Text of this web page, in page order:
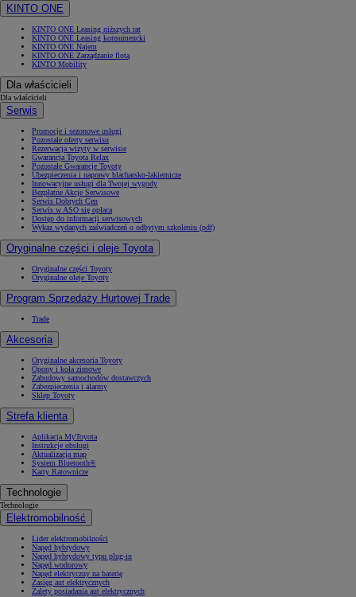
KINTO ONE
KINTO ONE Leasing niższych rat
KINTO ONE Leasing konsumencki
KINTO ONE Najem
KINTO ONE Zarządzanie flotą
KINTO Mobility
Dla właścicieli
Dla właścicieli
Serwis
Promocje i sezonowe usługi
Pozostałe oferty serwisu
Rezerwacja wizyty w serwisie
Gwarancja Toyota Relax
Pozostałe Gwarancje Toyoty
Ubezpieczenia i naprawy blacharsko-lakiernicze
Innowacyjne usługi dla Twojej wygody
Bezpłatne Akcje Serwisowe
Serwis Dobrych Cen
Serwis w ASO się opłaca
Dostęp do informacji serwisowych
Wykaz wydanych zaświadczeń o odbytym szkoleniu (pdf)
Oryginalne części i oleje Toyota
Oryginalne części Toyoty
Oryginalne oleje Toyoty
Program Sprzedaży Hurtowej Trade
Trade
Akcesoria
Oryginalne akcesoria Toyoty
Opony i koła zimowe
Zabudowy samochodów dostawczych
Zabezpieczenia i alarmy
Sklep Toyoty
Strefa klienta
Aplikacja MyToyota
Instrukcje obsługi
Aktualizacja map
System Bluetooth®
Karty Ratownicze
Technologie
Technologie
Elektromobilność
Lider elektromobilności
Napęd hybrydowy
Napęd hybrydowy typu plug-in
Napęd wodorowy
Napęd elektryczny na baterię
Zasięg aut elektrycznych
Zalety posiadania aut elektrycznych